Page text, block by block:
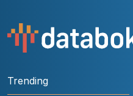
Trending